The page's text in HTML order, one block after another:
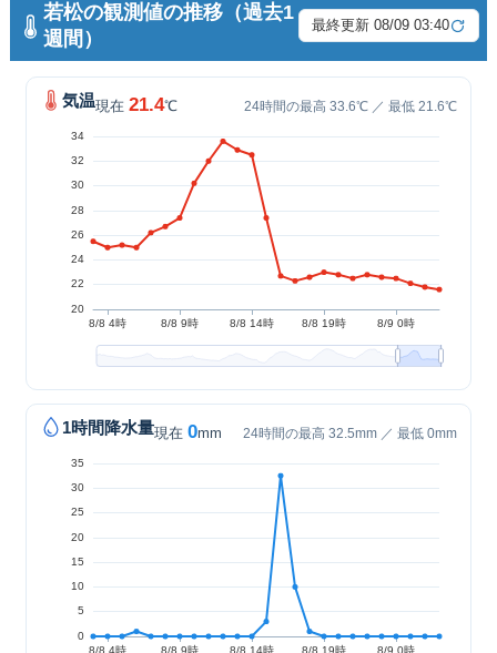
若松の観測値の推移（過去1
週間）
最終更新 08/09 03:40
気温現在 21.4℃ 24時間の最高 33.6℃ ／ 最低 21.6℃
1時間降水量現在 0mm 24時間の最高 32.5mm ／ 最低 0mm